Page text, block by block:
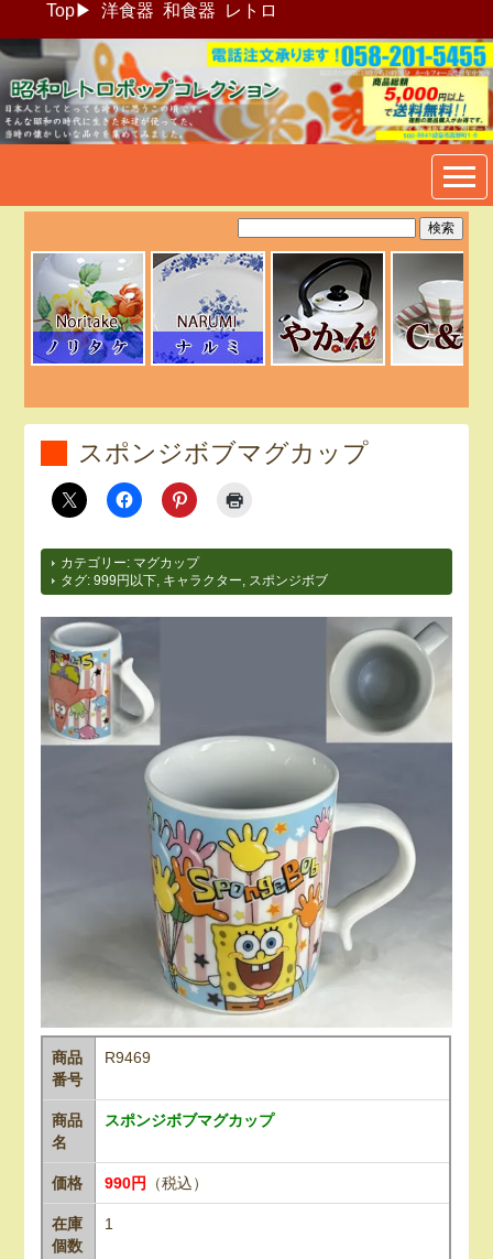
Top▶ 洋食器 和食器 レトロ
昭和レトロポップ食器生活雑
貨通販＠フリマート
スポンジボブマグカップ
カテゴリー: マグカップ
タグ:999円以下 キャラクター スポンジボブ
商品
番号
R9469
商品
名
スポンジボブマグカップ
価格 990円 （税込）
在庫
個数
1